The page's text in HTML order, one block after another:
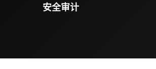
安全审计